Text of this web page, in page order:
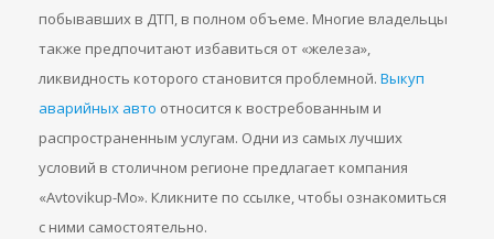
побывавших в ДТП, в полном объеме. Многие владельцы
также предпочитают избавиться от «железа»,
ликвидность которого становится проблемной. Выкуп
аварийных авто относится к востребованным и
распространенным услугам. Одни из самых лучших
условий в столичном регионе предлагает компания
«Avtovikup-Mo». Кликните по ссылке, чтобы ознакомиться
с ними самостоятельно.